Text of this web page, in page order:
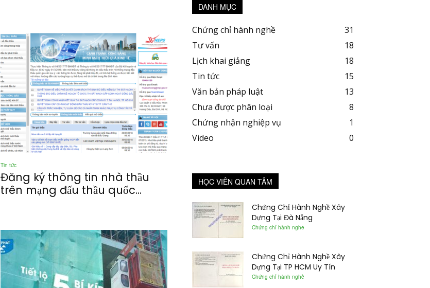
Tin tức
Đăng ký thông tin nhà thầu
trên mạng đấu thầu quốc...
DANH MỤC
Chứng chỉ hành nghề
31
Tư vấn
18
Lịch khai giảng
18
Tin tức
15
Văn bản pháp luật
13
Chưa được phân loại
8
Chứng nhận nghiệp vụ
1
Video
0
HỌC VIÊN QUAN TÂM
Chứng Chỉ Hành Nghề Xây
Dựng Tại Đà Nẵng
Chứng chỉ hành nghề
Chứng Chỉ Hành Nghề Xây
Dựng Tại TP HCM Uy Tín
Chứng chỉ hành nghề